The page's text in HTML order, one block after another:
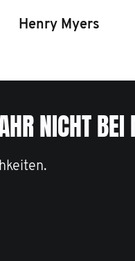
Henry Myers
NICHT